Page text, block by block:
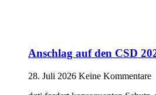
Anschlag auf den CSD
28. Juli 2026 Keine Kommentare